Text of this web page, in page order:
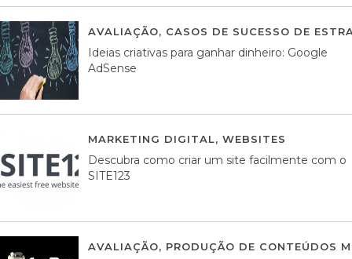
AVALIAÇÃO, CASOS DE SUCESSO DE
Ideias criativas para ganhar dinheiro: Google
AdSense
MARKETING DIGITAL, WEBSITES
Descubra como criar um site facilmente com o
SITE123
AVALIAÇÃO, PRODUÇÃO DE CONTEÚDOS